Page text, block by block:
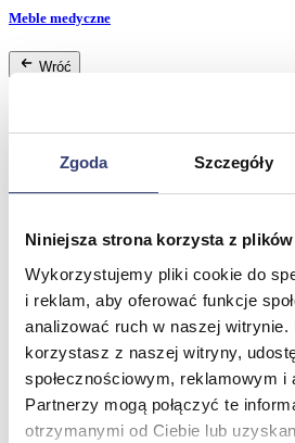
Zgoda Szczegóły
Niniejsza strona korzysta z
Wykorzystujemy pliki cookie do
i reklam, aby oferować funkcje
analizować ruch w naszej
korzystasz z naszej witryny,
społecznościowym, reklamowym i
Partnerzy mogą połączyć te
otrzymanymi od Ciebie lub
Meble medyczne
Wróć
Taborety i krzesła
Parawany
Fotele
Spa & Wellness
Wróć
Fotele do masażu
Urządzenia
Zdrowie i uroda
Zobacz wszystko